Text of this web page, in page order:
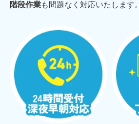
階段作業も問題なく対応いたします。